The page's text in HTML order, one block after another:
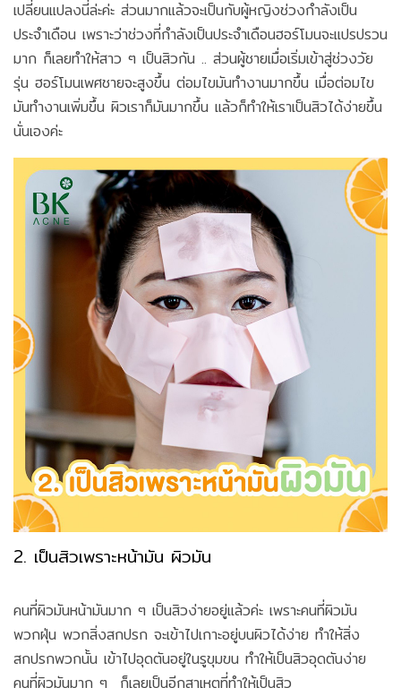
เปลี่ยนแปลงนี่ล่ะค่ะ ส่วนมากแล้วจะเป็นกับผู้หญิงช่วงกำลังเป็น
ประจำเดือน เพราะว่าช่วงที่กำลังเป็นประจำเดือนฮอร์โมนจะแปรปรวน
มาก ก็เลยทำให้สาว ๆ เป็นสิวกัน .. ส่วนผู้ชายเมื่อเริ่มเข้าสู่ช่วงวัย
รุ่น ฮอร์โมนเพศชายจะสูงขึ้น ต่อมไขมันทำงานมากขึ้น เมื่อต่อมไข
มันทำงานเพิ่มขึ้น ผิวเราก็มันมากขึ้น แล้วก็ทำให้เราเป็นสิวได้ง่ายขึ้น
นั่นเองค่ะ
2. เป็นสิวเพราะหน้ามัน ผิวมัน
คนที่ผิวมันหน้ามันมาก ๆ เป็นสิวง่ายอยู่แล้วค่ะ เพราะคนที่ผิวมัน
พวกฝุ่น พวกสิ่งสกปรก จะเข้าไปเกาะอยู่บนผิวได้ง่าย ทำให้สิ่ง
สกปรกพวกนั้น เข้าไปอุดตันอยู่ในรูขุมขน ทำให้เป็นสิวอุดตันง่าย
คนที่ผิวมันมาก ๆ ก็เลยเป็นอีกสาเหตุที่ทำให้เป็นสิว